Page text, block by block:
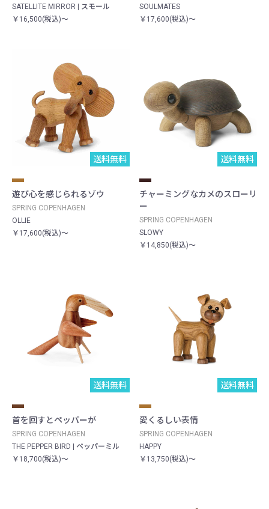
SATELLITE MIRROR | スモール
￥16,500(税込)～
SOULMATES
￥17,600(税込)～
送料無料
遊び心を感じられるゾウ
SPRING COPENHAGEN
OLLIE
￥17,600(税込)～
送料無料
チャーミングなカメのスローリ
ー
SPRING COPENHAGEN
SLOWY
￥14,850(税込)～
送料無料
首を回すとペッパーが
SPRING COPENHAGEN
THE PEPPER BIRD | ペッパーミル
￥18,700(税込)～
送料無料
愛くるしい表情
SPRING COPENHAGEN
HAPPY
￥13,750(税込)～